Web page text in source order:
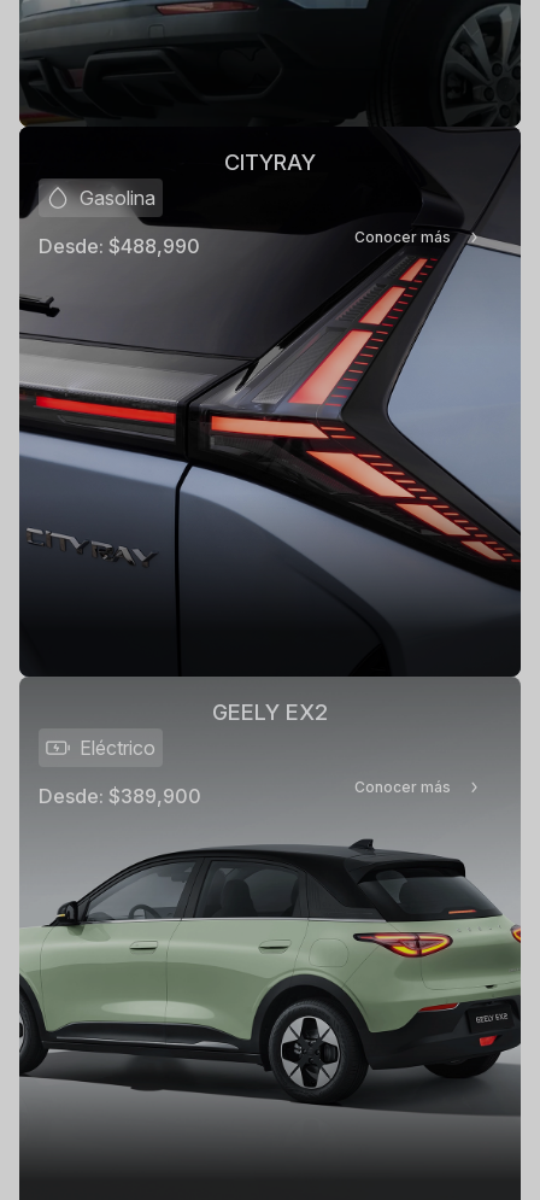
CITYRAY
Gasolina
Desde: $488,990 Conocer más
GEELY EX2
Eléctrico
Desde: $389,900 Conocer más